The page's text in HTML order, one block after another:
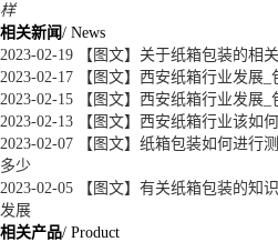
样
相关新闻/ News
2023-02-19 【图文】关于纸箱包装的相
2023-02-17 【图文】西安纸箱行业发展
2023-02-15 【图文】西安纸箱行业发展
2023-02-13 【图文】西安纸箱行业该如
2023-02-07 【图文】纸箱包装如何进行
多少
2023-02-05 【图文】有关纸箱包装的知
发展
相关产品/ Product